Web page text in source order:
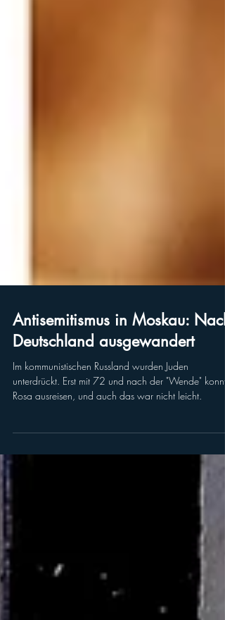
Antisemitismus in Moskau: Nach
Deutschland ausgewandert
Im kommunistischen Russland wurden Juden
Rosa ausreisen, und auch das war nicht leicht.